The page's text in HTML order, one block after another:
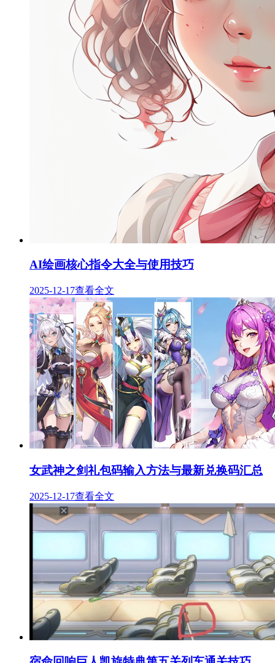
AI绘画核心指令大全与使用技巧
2025-12-17查看全文
女武神之剑礼包码输入方法与最新兑换码汇总
2025-12-17查看全文